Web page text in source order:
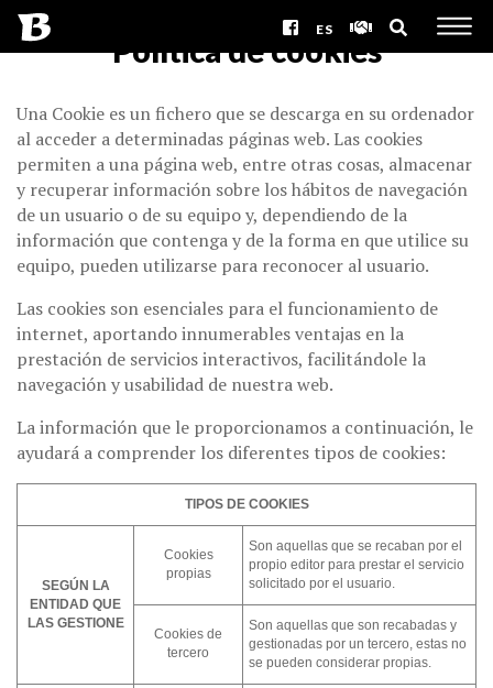
ES
Política de cookies
Una Cookie es un fichero que se descarga en su ordenador
al acceder a determinadas páginas web. Las cookies
permiten a una página web, entre otras cosas, almacenar
y recuperar información sobre los hábitos de navegación
de un usuario o de su equipo y, dependiendo de la
información que contenga y de la forma en que utilice su
equipo, pueden utilizarse para reconocer al usuario.
Las cookies son esenciales para el funcionamiento de
internet, aportando innumerables ventajas en la
prestación de servicios interactivos, facilitándole la
navegación y usabilidad de nuestra web.
La información que le proporcionamos a continuación, le
ayudará a comprender los diferentes tipos de cookies:
TIPOS DE COOKIES
SEGÚN LA
ENTIDAD QUE
LAS GESTIONE
Cookies
propias
Son aquellas que se recaban por el
propio editor para prestar el servicio
solicitado por el usuario.
Cookies de
tercero
Son aquellas que son recabadas y
gestionadas por un tercero, estas no
se pueden considerar propias.